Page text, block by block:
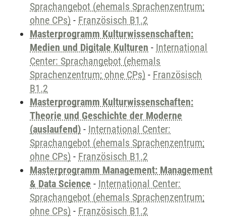
Sprachangebot (ehemals Sprachenzentrum;
ohne CPs) - Französisch B1.2
Masterprogramm Kulturwissenschaften:
Medien und Digitale Kulturen - International
Center: Sprachangebot (ehemals
Sprachenzentrum; ohne CPs) - Französisch
B1.2
Masterprogramm Kulturwissenschaften:
Theorie und Geschichte der Moderne
(auslaufend) - International Center:
Sprachangebot (ehemals Sprachenzentrum;
ohne CPs) - Französisch B1.2
Masterprogramm Management: Management
& Data Science - International Center:
Sprachangebot (ehemals Sprachenzentrum;
ohne CPs) - Französisch B1.2